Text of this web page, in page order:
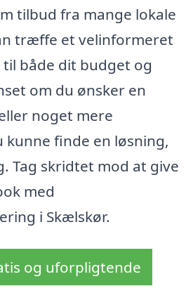
tilbud fra mange lokale
træffe et velinformeret
både dit budget og
om du ønsker en
noget mere
kunne finde en løsning,
Tag skridtet mod at give
med
i Skælskør.
og uforpligtende